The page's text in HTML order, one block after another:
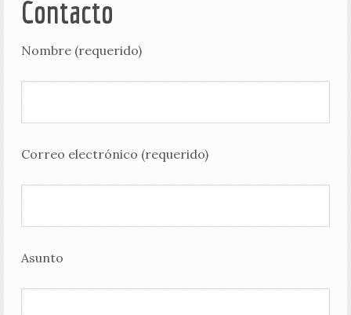
Contacto
Nombre (requerido)
Correo electrónico (requerido)
Asunto